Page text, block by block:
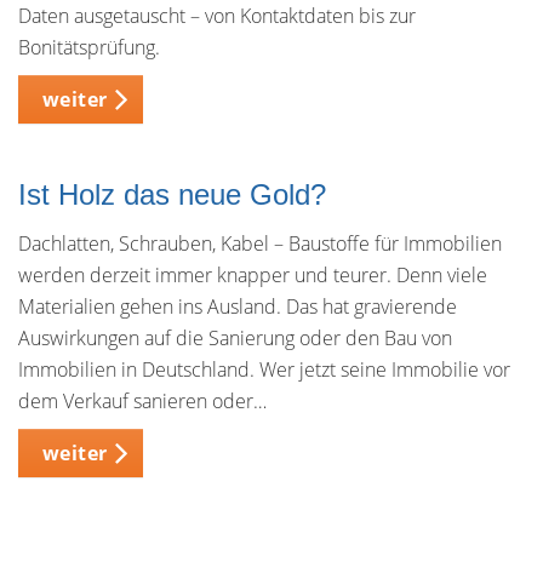
Daten ausgetauscht – von Kontaktdaten bis zur
Bonitätsprüfung.
weiter
Ist Holz das neue Gold?
Dachlatten, Schrauben, Kabel – Baustoffe für Immobilien
werden derzeit immer knapper und teurer. Denn viele
Materialien gehen ins Ausland. Das hat gravierende
Auswirkungen auf die Sanierung oder den Bau von
Immobilien in Deutschland. Wer jetzt seine Immobilie vor
dem Verkauf sanieren oder…
weiter